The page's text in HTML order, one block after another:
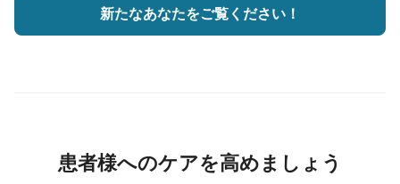
新たなあなたをご覧ください！
患者様へのケアを高めましょう